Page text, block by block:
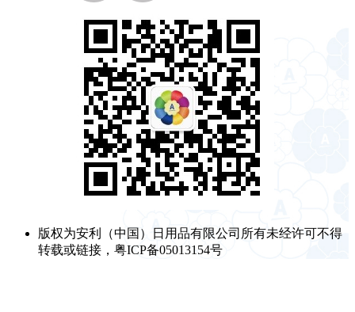
版权为安利（中国）日用品有限公司所有未经许可不得
转载或链接，粤ICP备05013154号